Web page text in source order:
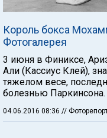
Король бокса
Фотогалерея
3 июня в Финиксе,
Али (Кассиус Клей),
тяжелом весе,
болезнью Паркинсона.
04.06.2016 08:36 //